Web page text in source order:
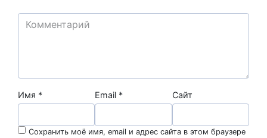
Имя * Email * Сайт
Сохранить моё имя, email и адрес сайта в этом браузере